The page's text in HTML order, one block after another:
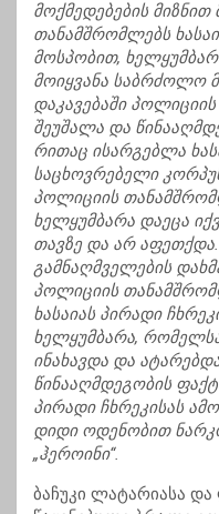
მოქმედებების
თანამშრომლებს
მოსპობით,
მოიყვანა საბრძოლო
დაკავებაში
შეუშალა და
რითაც ისარგებლა
საცხოვრებელი
პოლიციის
ხელყუმბარა დაეცა
თავზე და არ
გამნაღმველების
პოლიციის
ხასაიას პირადი
ხელყუმბარა,
ინახავდა და
წინააღმდეგობის
პირადი ჩხრეკისას
დიდი ოდენობით
„ჰეროინი“.
ბაჩუკი ლატარიასა და